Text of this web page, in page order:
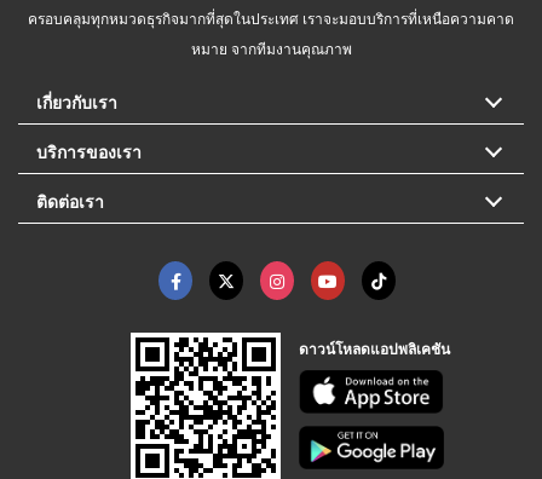
ครอบคลุมทุกหมวดธุรกิจมากที่สุดในประเทศ เราจะมอบบริการที่เหนือความคาด
หมาย จากทีมงานคุณภาพ
เกี่ยวกับเรา
บริการของเรา
ติดต่อเรา
ดาวน์โหลดแอปพลิเคชัน